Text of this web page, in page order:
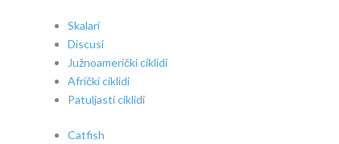
Skalari
Discusi
Južnoamerički ciklidi
Afrički ciklidi
Patuljasti ciklidi
Catfish